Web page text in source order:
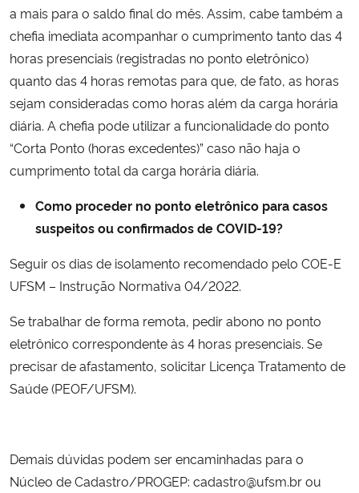
a mais para o saldo final do mês. Assim, cabe também a
chefia imediata acompanhar o cumprimento tanto das 4
horas presenciais (registradas no ponto eletrônico)
quanto das 4 horas remotas para que, de fato, as horas
sejam consideradas como horas além da carga horária
diária. A chefia pode utilizar a funcionalidade do ponto
“Corta Ponto (horas excedentes)” caso não haja o
cumprimento total da carga horária diária.
Como proceder no ponto eletrônico para casos
suspeitos ou confirmados de COVID-19?
Seguir os dias de isolamento recomendado pelo COE-E
UFSM – Instrução Normativa 04/2022.
Se trabalhar de forma remota, pedir abono no ponto
eletrônico correspondente às 4 horas presenciais. Se
precisar de afastamento, solicitar Licença Tratamento de
Saúde (PEOF/UFSM).
Demais dúvidas podem ser encaminhadas para o
Núcleo de Cadastro/PROGEP: cadastro@ufsm.br ou